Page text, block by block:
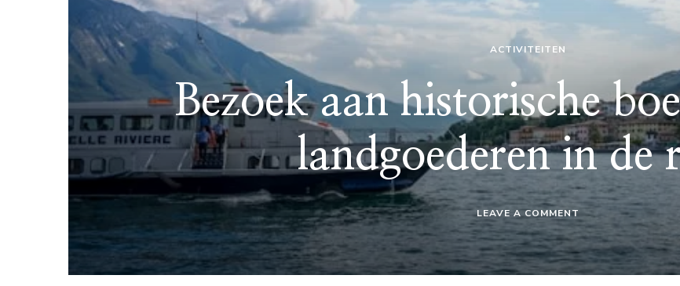
ACTIVITEITEN
Bezoek aan historische
landgoederen in de
LEAVE A COMMENTON
BEZOEK
AAN
HISTORISCHE
BOERDERIJEN
EN